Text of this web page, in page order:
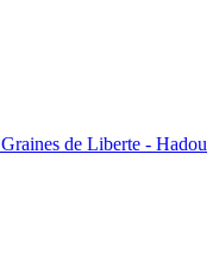
Graines de Liberte - Hadou